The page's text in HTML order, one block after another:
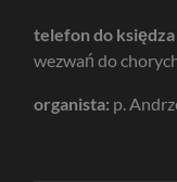
telefon do
wezwań do
organista: p.